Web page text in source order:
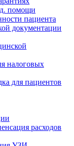
помощи
пациента
документации
налоговых
для пациентов
расходов